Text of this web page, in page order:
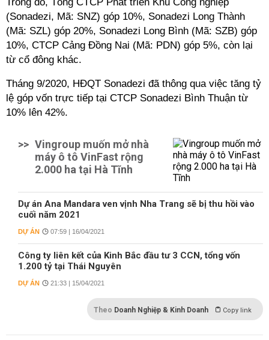
(Sonadezi, Mã: SNZ) góp 10%, Sonadezi Long Thành
(Mã: SZL) góp 20%, Sonadezi Long Bình (Mã: SZB) góp
10%, CTCP Cảng Đồng Nai (Mã: PDN) góp 5%, còn lại
từ cổ đông khác.
Tháng 9/2020, HĐQT Sonadezi đã thông qua việc tăng tỷ
lệ góp vốn trực tiếp tại CTCP Sonadezi Bình Thuận từ
10% lên 42%.
>> Vingroup muốn mở nhà
máy ô tô VinFast rộng
2.000 ha tại Hà Tĩnh
Dự án Ana Mandara ven vịnh Nha Trang sẽ bị thu hồi vào
cuối năm 2021
DỰ ÁN 07:59 | 16/04/2021
Công ty liên kết của Kinh Bắc đầu tư 3 CCN, tổng vốn
1.200 tỷ tại Thái Nguyên
DỰ ÁN 21:33 | 15/04/2021
Theo Doanh Nghiệp & Kinh Doanh Copy link